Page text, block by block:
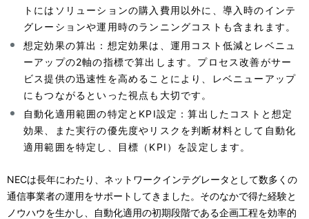
トにはソリューションの購入費用以外に、導入時のインテ
グレーションや運用時のランニングコストも含まれます。
想定効果の算出：想定効果は、運用コスト低減とレベニュ
ーアップの2軸の指標で算出します。プロセス改善がサー
ビス提供の迅速性を高めることにより、レベニューアップ
にもつながるといった視点も大切です。
自動化適用範囲の特定とKPI設定：算出したコストと想定
効果、また実行の優先度やリスクを判断材料として自動化
適用範囲を特定し、目標（KPI）を設定します。
NECは長年にわたり、ネットワークインテグレータとして数多くの
通信事業者の運用をサポートしてきました。そのなかで得た経験と
ノウハウを生かし、自動化適用の初期段階である企画工程を効率的